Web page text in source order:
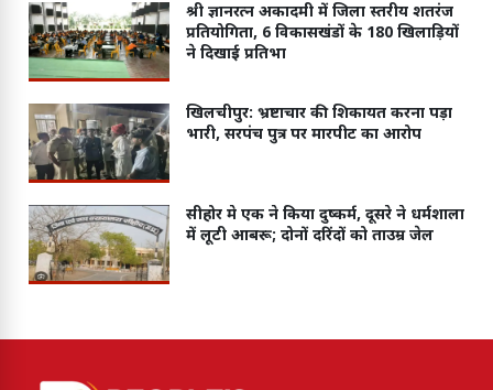
श्री ज्ञानरत्न अकादमी में जिला स्तरीय शतरंज
प्रतियोगिता, 6 विकासखंडों के 180 खिलाड़ियों
ने दिखाई प्रतिभा
खिलचीपुर: भ्रष्टाचार की शिकायत करना पड़ा
भारी, सरपंच पुत्र पर मारपीट का आरोप
सीहोर मे एक ने किया दुष्कर्म, दूसरे ने धर्मशाला
में लूटी आबरू; दोनों दरिंदों को ताउम्र जेल